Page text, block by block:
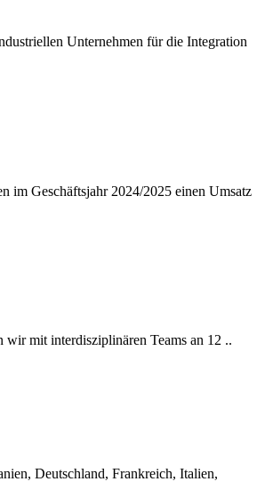
Unternehmen für die Integration
im Geschäftsjahr 2024/2025 einen Umsatz
mit interdisziplinären Teams an 12 ..
Deutschland, Frankreich, Italien,